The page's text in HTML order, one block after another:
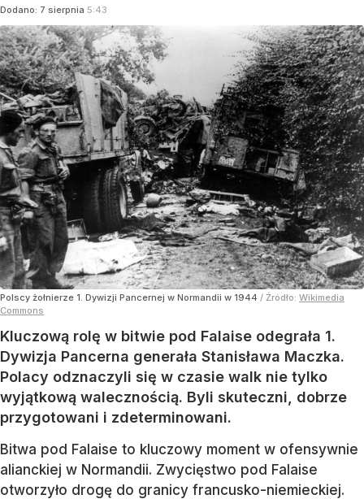
Dodano: 7 sierpnia 5:43
Polscy żołnierze 1. Dywizji Pancernej w Normandii w 1944 / Źródło: Wikimedia
Commons
Kluczową rolę w bitwie pod Falaise odegrała 1.
Dywizja Pancerna generała Stanisława Maczka.
Polacy odznaczyli się w czasie walk nie tylko
wyjątkową walecznością. Byli skuteczni, dobrze
przygotowani i zdeterminowani.
Bitwa pod Falaise to kluczowy moment w ofensywnie
alianckiej w Normandii. Zwycięstwo pod Falaise
otworzyło drogę do granicy francusko-niemieckiej.